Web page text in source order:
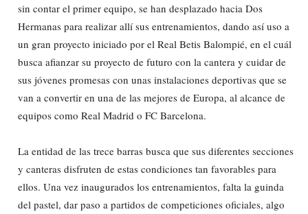
sin contar el primer equipo, se han desplazado hacia Dos
Hermanas para realizar allí sus entrenamientos, dando así uso a
un gran proyecto iniciado por el Real Betis Balompié, en el cuál
busca afianzar su proyecto de futuro con la cantera y cuidar de
sus jóvenes promesas con unas instalaciones deportivas que se
van a convertir en una de las mejores de Europa, al alcance de
equipos como Real Madrid o FC Barcelona.
La entidad de las trece barras busca que sus diferentes secciones
y canteras disfruten de estas condiciones tan favorables para
ellos. Una vez inaugurados los entrenamientos, falta la guinda
del pastel, dar paso a partidos de competiciones oficiales, algo